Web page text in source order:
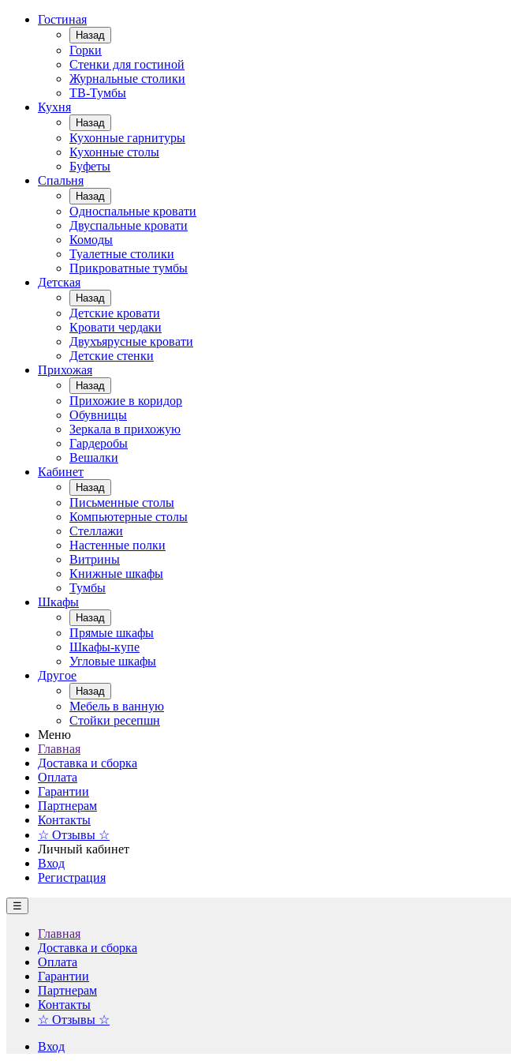
Гостиная
Назад
Горки
Стенки для гостиной
Журнальные столики
TВ-Тумбы
Кухня
Назад
Кухонные гарнитуры
Кухонные столы
Буфеты
Спальня
Назад
Односпальные кровати
Двуспальные кровати
Комоды
Туалетные столики
Прикроватные тумбы
Детская
Назад
Детские кровати
Кровати чердаки
Двухъярусные кровати
Детские стенки
Прихожая
Назад
Прихожие в коридор
Обувницы
Зеркала в прихожую
Гардеробы
Вешалки
Кабинет
Назад
Письменные столы
Компьютерные столы
Стеллажи
Настенные полки
Витрины
Книжные шкафы
Тумбы
Шкафы
Назад
Прямые шкафы
Шкафы-купе
Угловые шкафы
Другое
Назад
Мебель в ванную
Стойки ресепшн
Меню
Главная
Доставка и сборка
Оплата
Гарантии
Партнерам
Контакты
☆ Отзывы ☆
Личный кабинет
Вход
Регистрация
☰
Главная
Доставка и сборка
Оплата
Гарантии
Партнерам
Контакты
☆ Отзывы ☆
Вход